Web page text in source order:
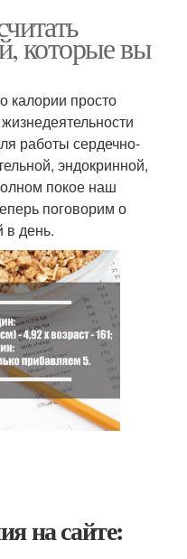
которые вы
калории просто
работы сердечно-
эндокринной,
покое наш
поговорим о
в день.
на сайте: